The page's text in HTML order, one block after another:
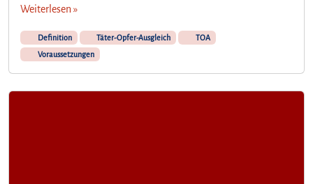
Weiterlesen »
Definition Täter-Opfer-Ausgleich
TOA
Voraussetzungen